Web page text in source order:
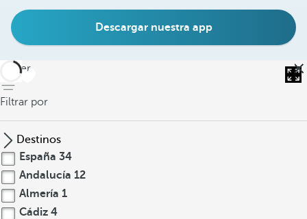
Descargar nuestra app
volver
Filtrar por
Destinos
España 34
Andalucía 12
Almería 1
Cádiz 4